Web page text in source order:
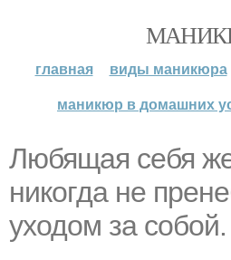
главная виды маникюра
маникюр в домашних
Любящая себя
никогда не
уходом за собой.